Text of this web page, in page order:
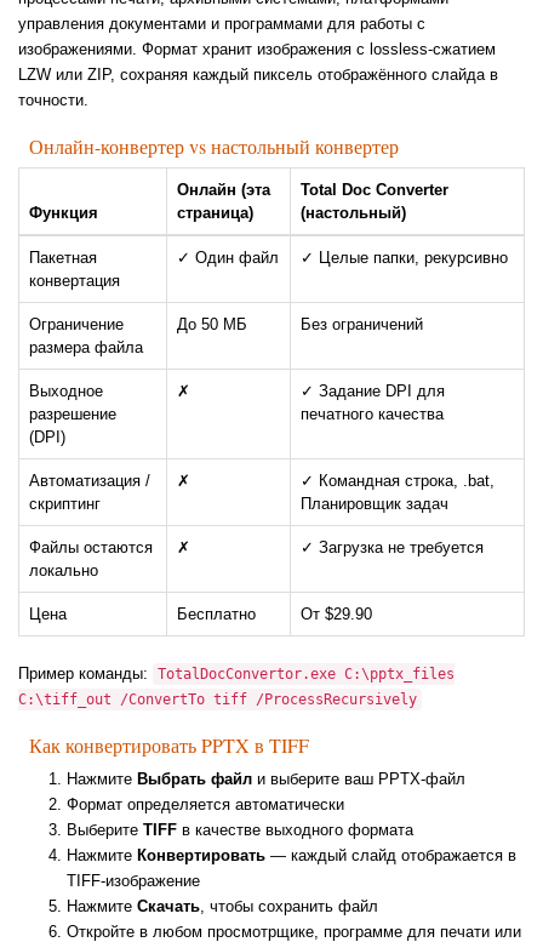
управления документами и программами для работы с
изображениями. Формат хранит изображения с lossless-сжатием
LZW или ZIP, сохраняя каждый пиксель отображённого слайда в
точности.
Онлайн-конвертер vs настольный конвертер
Функция
Онлайн (эта
страница)
Total Doc Converter
(настольный)
Пакетная
конвертация
✓ Один файл ✓ Целые папки, рекурсивно
Ограничение
размера файла
До 50 МБ Без ограничений
Выходное
разрешение
(DPI)
✗
✓ Задание DPI для
печатного качества
Автоматизация /
скриптинг
✗
✓ Командная строка, .bat,
Планировщик задач
Файлы остаются
локально
✗ ✓ Загрузка не требуется
Цена Бесплатно От $29.90
Пример команды:
TotalDocConvertor.exe C:\pptx_files
C:\tiff_out /ConvertTo tiff /ProcessRecursively
Как конвертировать PPTX в TIFF
Нажмите Выбрать файл и выберите ваш PPTX-файл
Формат определяется автоматически
Выберите TIFF в качестве выходного формата
Нажмите Конвертировать — каждый слайд отображается в
TIFF-изображение
Нажмите Скачать, чтобы сохранить файл
Откройте в любом просмотрщике, программе для печати или